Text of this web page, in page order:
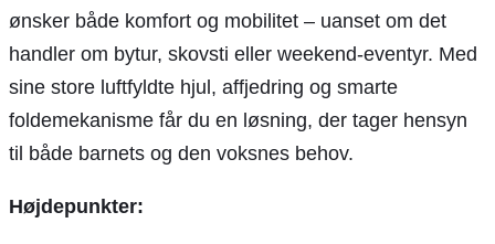
ønsker både komfort og mobilitet – uanset om det
handler om bytur, skovsti eller weekend-eventyr. Med
sine store luftfyldte hjul, affjedring og smarte
foldemekanisme får du en løsning, der tager hensyn
til både barnets og den voksnes behov.
Højdepunkter: